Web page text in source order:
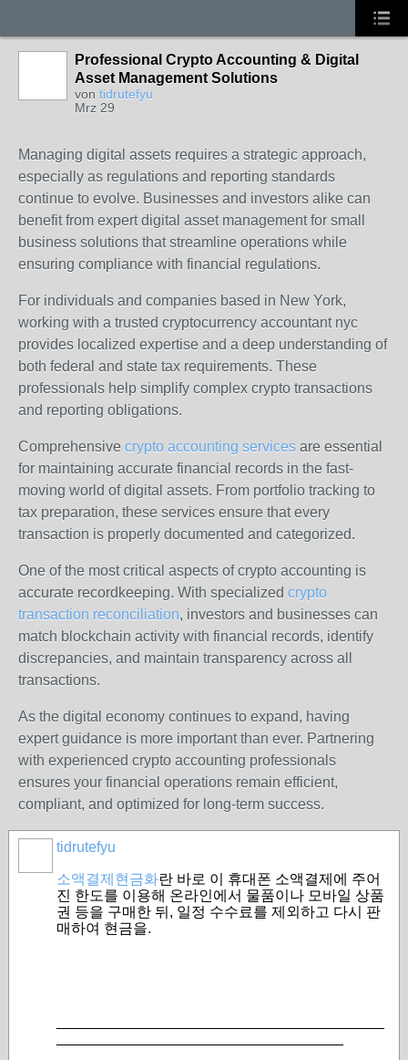
Professional Crypto Accounting & Digital
Asset Management Solutions
von tidrutefyu
Mrz 29
Managing digital assets requires a strategic approach,
especially as regulations and reporting standards
continue to evolve. Businesses and investors alike can
benefit from expert digital asset management for small
business solutions that streamline operations while
ensuring compliance with financial regulations.
For individuals and companies based in New York,
working with a trusted cryptocurrency accountant nyc
provides localized expertise and a deep understanding of
both federal and state tax requirements. These
professionals help simplify complex crypto transactions
and reporting obligations.
Comprehensive crypto accounting services are essential
for maintaining accurate financial records in the fast-
moving world of digital assets. From portfolio tracking to
tax preparation, these services ensure that every
transaction is properly documented and categorized.
One of the most critical aspects of crypto accounting is
accurate recordkeeping. With specialized crypto
transaction reconciliation, investors and businesses can
match blockchain activity with financial records, identify
discrepancies, and maintain transparency across all
transactions.
As the digital economy continues to expand, having
expert guidance is more important than ever. Partnering
with experienced crypto accounting professionals
ensures your financial operations remain efficient,
compliant, and optimized for long-term success.
tidrutefyu
소액결제현금화란 바로 이 휴대폰 소액결제에 주어
진 한도를 이용해 온라인에서 물품이나 모바일 상품
권 등을 구매한 뒤, 일정 수수료를 제외하고 다시 판
매하여 현금을.